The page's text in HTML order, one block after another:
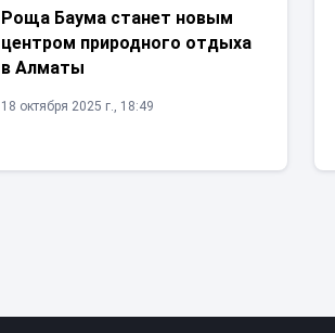
Роща Баума станет новым
центром природного отдыха
в Алматы
18 октября 2025 г., 18:49